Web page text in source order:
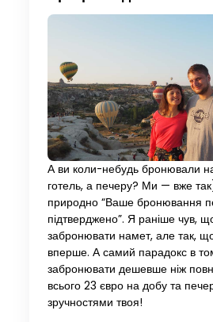
А ви коли-небудь бронювали на
готель, а печеру? Ми — вже
природно “Ваше бронювання
підтверджено”. Я раніше чув,
забронювати намет, але так,
вперше. А самий парадокс в
забронювати дешевше ніж
всього 23 євро на добу та
зручностями твоя!